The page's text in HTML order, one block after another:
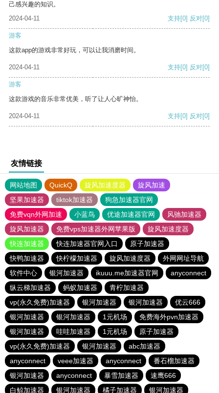
己感兴趣的知识。
2024-04-11
支持[0] 反对[0]
游客
这款app的游戏非常好玩，可以让我消磨时间。
2024-04-11 支持[0] 反对[0]
游客
这款游戏的音乐非常优美，听了让人心旷神怡。
2024-04-11 支持[0] 反对[0]
友情链接
网站地图 QuickQ 旋风加速度器
旋风加速
坚果加速器
tiktok加速器
狗急加速器官网
免费vqn外网加速
小蓝鸟 优途加速器官网
风驰加速器
旋风加速器
免费vps加速器外网苹果版
旋风加速度器
快连加速器
快连加速器官网入口
原子加速器
快鸭加速器
快柠檬加速器 旋风加速度器
外网网址导航
软件中心
银河加速器 ikuuu.me加速器官网
anyconnect
纵云梯加速器
蚂蚁加速器
青柠加速器
vp(永久免费)加速器
银河加速器 银河加速器
优云666
银河加速器
银河加速器 1元机场
免费海外pvn加速器
银河加速器
哇哇加速器 1元机场
原子加速器
vp(永久免费)加速器
银河加速器
abc加速器
anyconnect
veee加速器 anyconnect
番石榴加速器
银河加速器
anyconnect 暴雪加速器
速鹰666
白鲸加速器
银河加速器 橘子加速器 银河加速器